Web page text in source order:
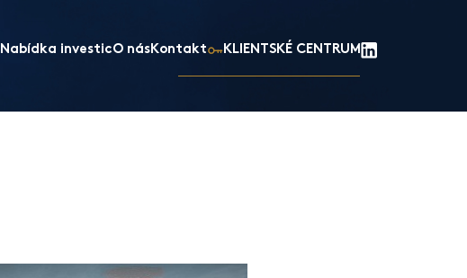
Nabídka investicO násKontakt KLIENTSKÉ CENTRUM